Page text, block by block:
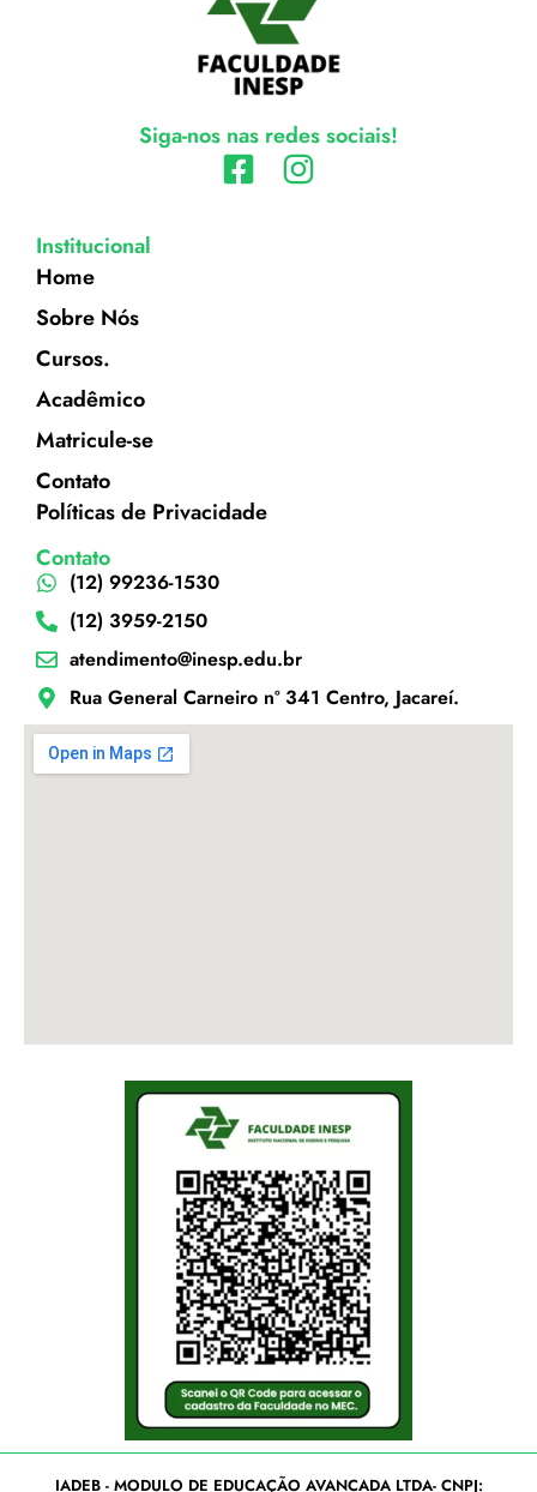
Siga-nos nas redes sociais!
Institucional
Home
Sobre Nós
Cursos.
Acadêmico
Matricule-se
Contato
Políticas de Privacidade
Contato
(12) 99236-1530
(12) 3959-2150
atendimento@inesp.edu.br
Rua General Carneiro nº 341 Centro, Jacareí.
IADEB - MODULO DE EDUCAÇÃO AVANCADA LTDA- CNPJ: